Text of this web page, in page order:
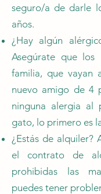
seguro/a de darle
años.
¿Hay algún
Asegúrate que los
familia, que vayan
nuevo amigo de 4
ninguna alergia
gato, lo primero es
¿Estás de alquiler?
el contrato de
prohibidas las
puedes tener